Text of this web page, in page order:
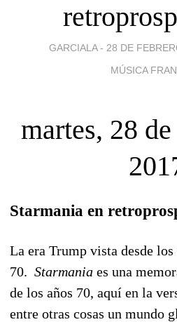
GARCIALA - 28 DE
MÚSICA
martes, 28
Starmania en
La era Trump vista desde los
70. Starmania es una
de los años 70, aquí en la
entre otras cosas un mundo